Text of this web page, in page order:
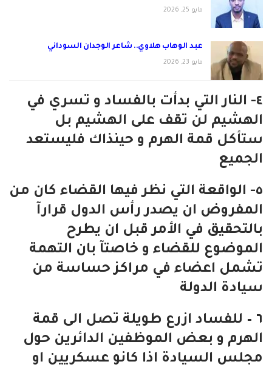
مايو 25, 2026
عبد الوهاب هلاوي.. شاعر الوجدان السوداني
مايو 23, 2026
٤- النار التي بدأت بالفساد و تسري في
الهشيم لن تقف على الهشيم بل
ستأكل قمة الهرم و حينذاك فليستعد
الجميع
٥- الواقعة التي نظر فيها القضاء كان من
المفروض ان يصدر رأس الدول قرارآ
بالتحقيق في الأمر قبل ان يطرح
الموضوع للقضاء و خاصتآ بان التهمة
تشمل اعضاء في مراكز حساسة من
سيادة الدولة
٦ – للفساد ازرع طويلة تصل الى قمة
الهرم و بعض الموظفين الدائرين حول
مجلس السيادة اذا كانو عسكريين او